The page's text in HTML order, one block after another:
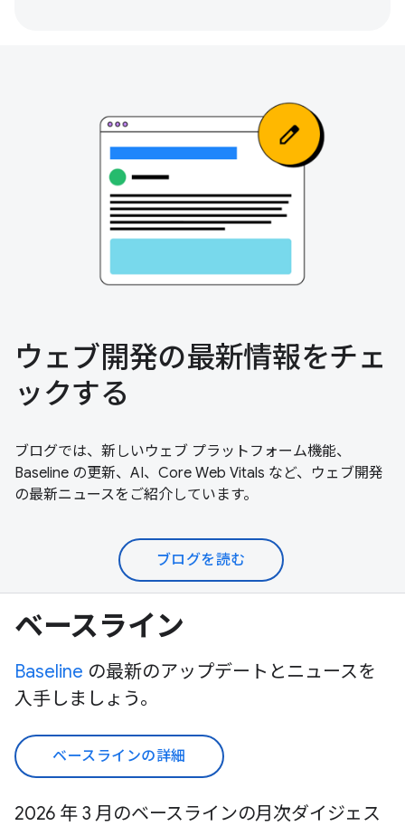
ウェブ開発の最新情報をチェ
ックする
ブログでは、新しいウェブ プラットフォーム機能、
Baseline の更新、AI、Core Web Vitals など、ウェブ開発
の最新ニュースをご紹介しています。
ブログを読む
ベースライン
Baseline の最新のアップデートとニュースを
入手しましょう。
ベースラインの詳細
2026 年 3 月のベースラインの月次ダイジェス